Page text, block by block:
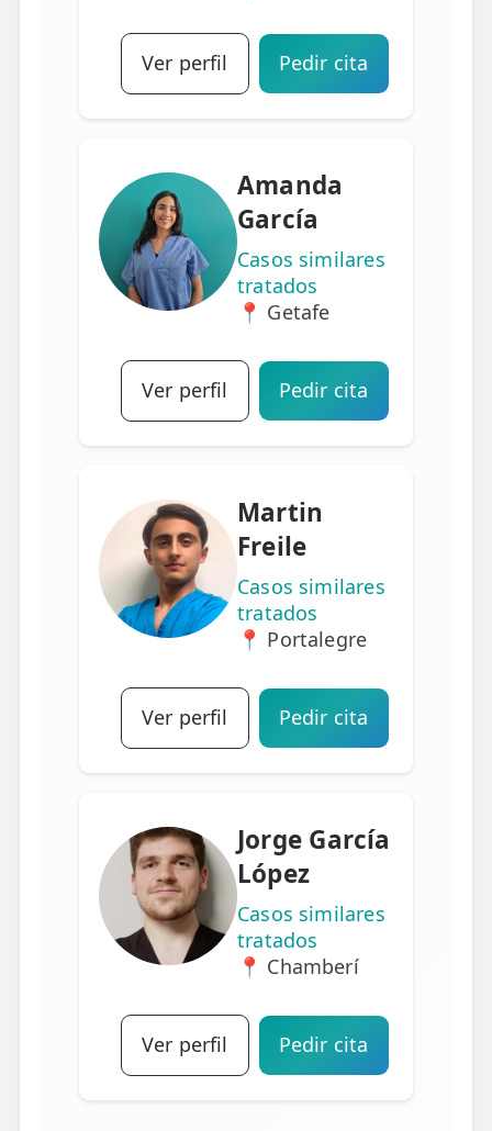
Ver perfil Pedir cita
Amanda
García
Casos similares
tratados
📍 Getafe
Ver perfil Pedir cita
Martin
Freile
Casos similares
tratados
📍 Portalegre
Ver perfil Pedir cita
Jorge García
López
Casos similares
tratados
📍 Chamberí
Ver perfil Pedir cita